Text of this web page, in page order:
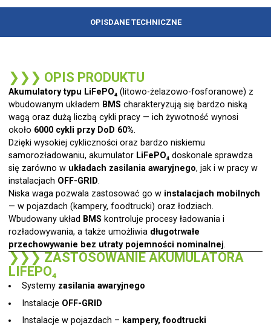
OPISDANE TECHNICZNE
❯❯❯ OPIS PRODUKTU
Akumulatory typu LiFePO₄ (litowo-żelazowo-fosforanowe) z
wbudowanym układem BMS charakteryzują się bardzo niską
wagą oraz dużą liczbą cykli pracy — ich żywotność wynosi
około 6000 cykli przy DoD 60%.
Dzięki wysokiej cykliczności oraz bardzo niskiemu
samorozładowaniu, akumulator LiFePO₄ doskonale sprawdza
się zarówno w układach zasilania awaryjnego, jak i w pracy w
instalacjach OFF-GRID.
Niska waga pozwala zastosować go w instalacjach mobilnych
— w pojazdach (kampery, foodtrucki) oraz łodziach.
Wbudowany układ BMS kontroluje procesy ładowania i
rozładowywania, a także umożliwia długotrwałe
przechowywanie bez utraty pojemności nominalnej.
❯❯❯ ZASTOSOWANIE AKUMULATORA
LIFEPO₄
Systemy zasilania awaryjnego
Instalacje OFF-GRID
Instalacje w pojazdach – kampery, foodtrucki